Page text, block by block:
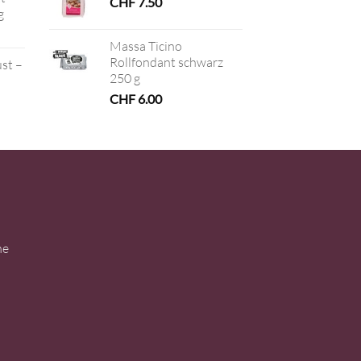
–
Massa Ticino
Rollfondant schwarz
250 g
CHF6.00